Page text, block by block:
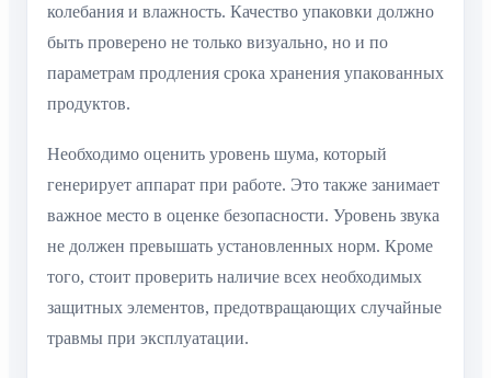
колебания и влажность. Качество упаковки должно
быть проверено не только визуально, но и по
параметрам продления срока хранения упакованных
продуктов.
Необходимо оценить уровень шума, который
генерирует аппарат при работе. Это также занимает
важное место в оценке безопасности. Уровень звука
не должен превышать установленных норм. Кроме
того, стоит проверить наличие всех необходимых
защитных элементов, предотвращающих случайные
травмы при эксплуатации.